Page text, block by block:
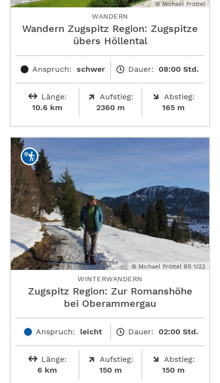
© Michael Pröttel
WANDERN
Wandern Zugspitz Region: Zugspitze
übers Höllental
Anspruch: schwer Dauer: 08:00 Std.
Länge:
10.6 km
Aufstieg:
2360 m
Abstieg:
165 m
© Michael Pröttel BS 1/22
WINTERWANDERN
Zugspitz Region: Zur Romanshöhe
bei Oberammergau
Anspruch: leicht Dauer: 02:00 Std.
Länge:
6 km
Aufstieg:
150 m
Abstieg:
150 m